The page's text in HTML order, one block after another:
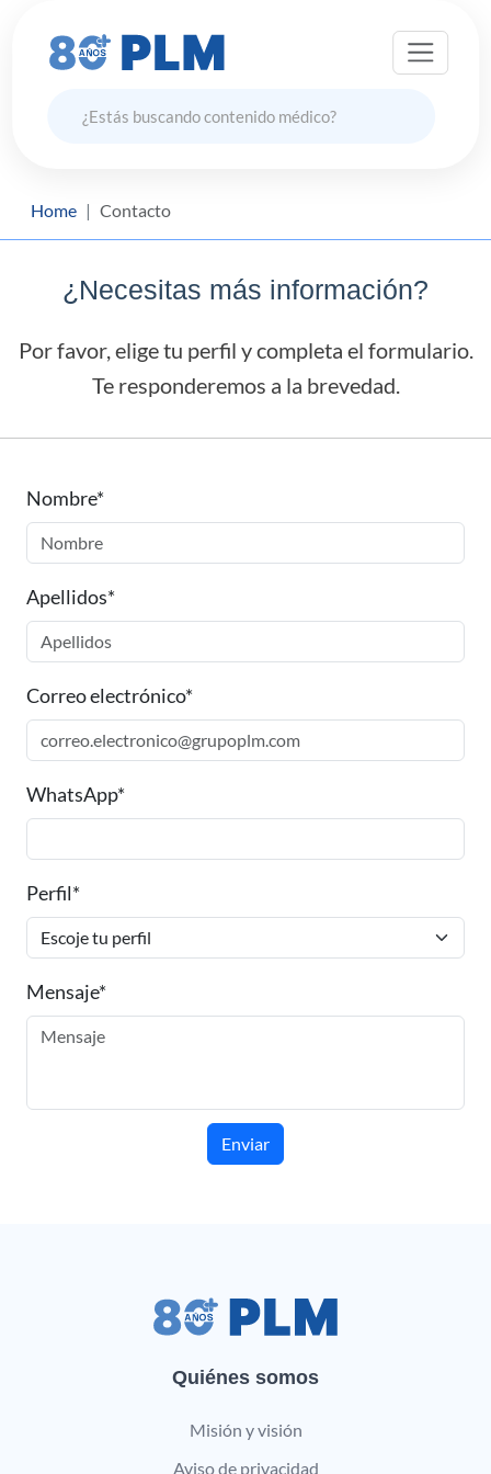
Home Contacto
¿Necesitas más información?
Por favor, elige tu perfil y completa el formulario.
Te responderemos a la brevedad.
Nombre*
Apellidos*
Correo electrónico*
WhatsApp*
Perfil*
Mensaje*
Enviar
Quiénes somos
Misión y visión
Aviso de privacidad